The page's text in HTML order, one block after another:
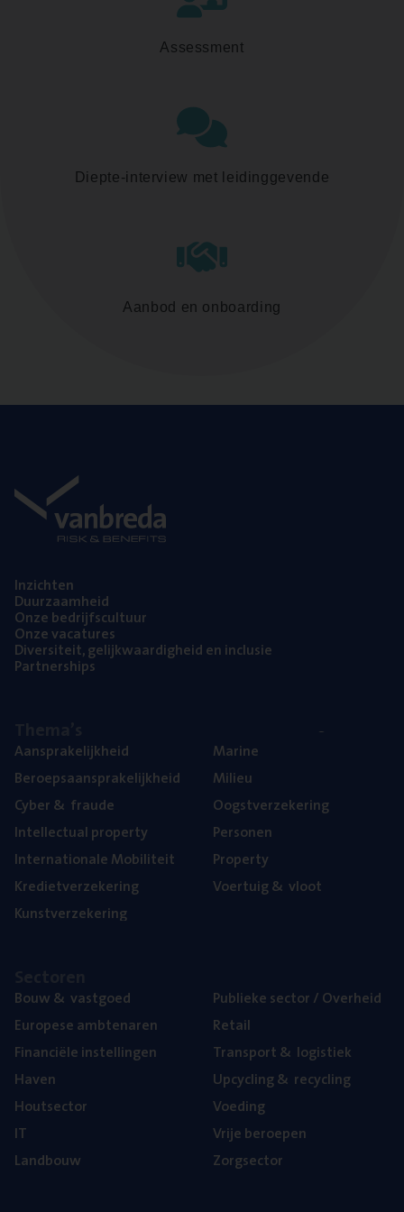
Assessment
Diepte-interview met leidinggevende
Aanbod en onboarding
Inzich­ten
Duur­zaam­heid
Onze bedrijfs­cul­tuur
Onze vaca­tu­res
Diver­si­teit, gelijk­waar­dig­heid en inclusie
Part­ner­ships
Aan­spra­ke­lijk­heid
Beroeps­aan­spra­ke­lijk­heid
Cyber& fraude
Intel­lec­tu­al property
Inter­na­ti­o­na­le Mobiliteit
Kre­diet­ver­ze­ke­ring
Kunst­ver­ze­ke­ring
Mari­ne
Mili­eu
Oogst­ver­ze­ke­ring
Per­so­nen
Pro­per­ty
Voer­tuig& vloot
Bouw& vastgoed
Euro­pe­se ambtenaren
Finan­ci­ë­le instellingen
Haven
Hout­sec­tor
IT
Land­bouw
Publie­ke sec­tor / Overheid
Retail
Trans­port& logistiek
Upcy­cling& recycling
Voe­ding
Vrije beroe­pen
Zorg­sec­tor